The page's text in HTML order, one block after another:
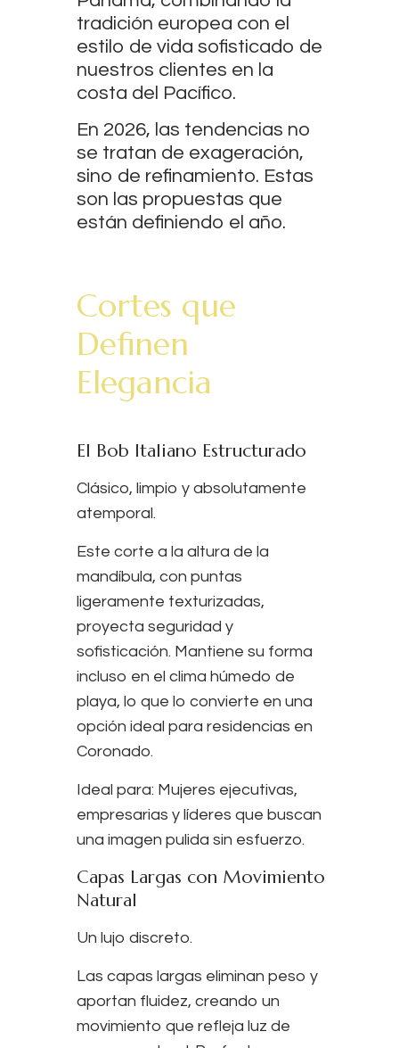
tradición europea con el
estilo de vida sofisticado de
nuestros clientes en la
costa del Pacífico.
En 2026, las tendencias no
se tratan de exageración,
sino de refinamiento. Estas
son las propuestas que
están definiendo el año.
Cortes que
Definen
Elegancia
El Bob Italiano Estructurado
Clásico, limpio y absolutamente
atemporal.
Este corte a la altura de la
mandíbula, con puntas
ligeramente texturizadas,
proyecta seguridad y
sofisticación. Mantiene su forma
incluso en el clima húmedo de
playa, lo que lo convierte en una
opción ideal para residencias en
Coronado.
Ideal para: Mujeres ejecutivas,
empresarias y líderes que buscan
una imagen pulida sin esfuerzo.
Capas Largas con Movimiento
Natural
Un lujo discreto.
Las capas largas eliminan peso y
aportan fluidez, creando un
movimiento que refleja luz de